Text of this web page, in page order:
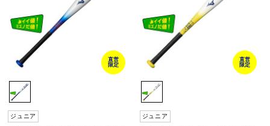
直営
限定
ジュニア
直営
限定
ジュニア